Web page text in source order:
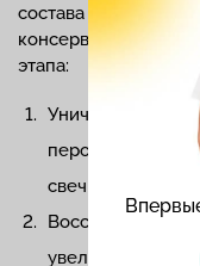
состава
консервативный
этапа:
Уничтожение
пероральные
свечи с
увеличения